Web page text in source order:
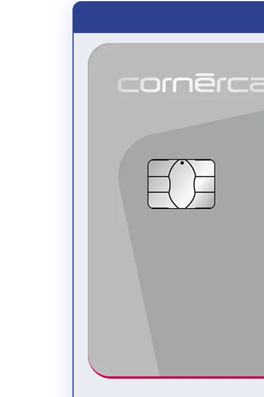
ändern
die letzten Karteneinsätze (Einkäufe und
Zahlungen) in Echtzeit überprüfen
(einschliesslich neuer Karteneinsätze, die noch
die Monatsauszüge der letzten 24 Monate
sämtliche Daten exportieren und ausdrucken